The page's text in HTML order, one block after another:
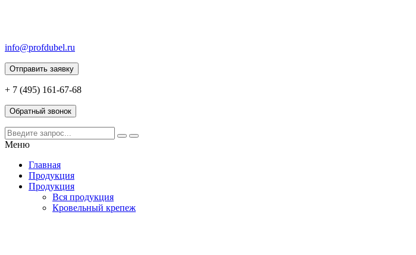
info@profdubel.ru
Отправить заявку
+ 7 (495) 161-67-68
Обратный звонок
Меню
Главная
Продукция
Продукция
Вся продукция
Кровельный крепеж